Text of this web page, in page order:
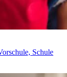
Schule